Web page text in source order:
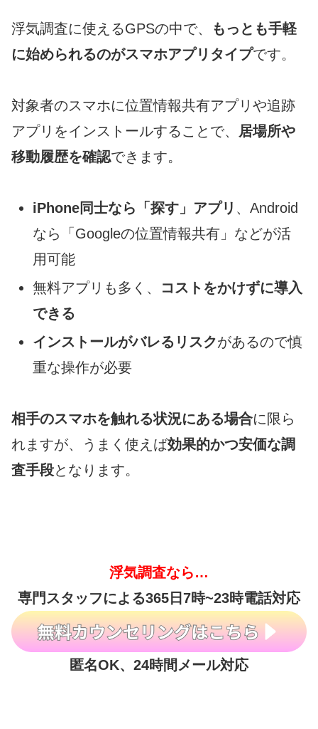
浮気調査に使えるGPSの中で、
もっとも手軽
に始められるのがスマホアプリタイプです。
対象者のスマホに位置情報共有アプリや追跡
アプリをインストールすることで、 居場所や
移動履歴を確認できます。
iPhone同士なら「探す」アプリ 、Android
なら「Googleの位置情報共有」などが活
用可能
無料アプリも多く、
コストをかけずに導入
できる
インストールがバレるリスクがあるので慎
重な操作が必要
相手のスマホを触れる状況にある場合に限ら
れますが、うまく使えば効果的かつ安価な調
査手段となります。
浮気調査なら…
専門スタッフによる365日7時~23時電話対応
匿名OK、24時間メール対応